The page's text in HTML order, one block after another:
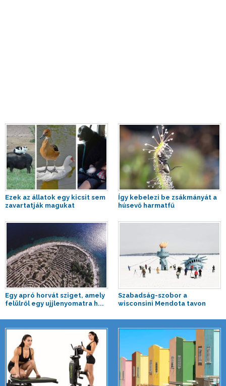
Ezek az állatok egy kicsit sem
zavartatják magukat
Így kebelezi be zsákmányát a
húsevő harmatfű
Egy apró horvát sziget, amely
felülről egy ujjlenyomatra h...
Szabadság-szobor a
wisconsini Mendota tavon